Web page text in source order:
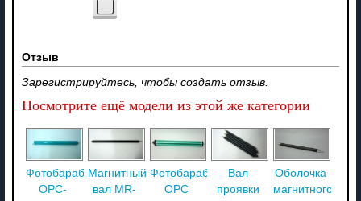
Отзыв
Зарегистрируйтесь, чтобы создать отзыв.
Посмотрите ещё модели из этой же категории
Фотобарабан
OPC-
Магнитный
вал MR-
Фотобарабан
OPC
Вал
проявки
Оболочка
магнитного